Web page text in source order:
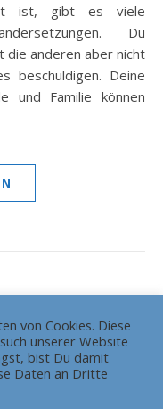
ist, gibt es viele
Du
die anderen aber nicht
beschuldigen. Deine
und Familie können
von Cookies. Diese
unserer Website
bist Du damit
Daten an Dritte